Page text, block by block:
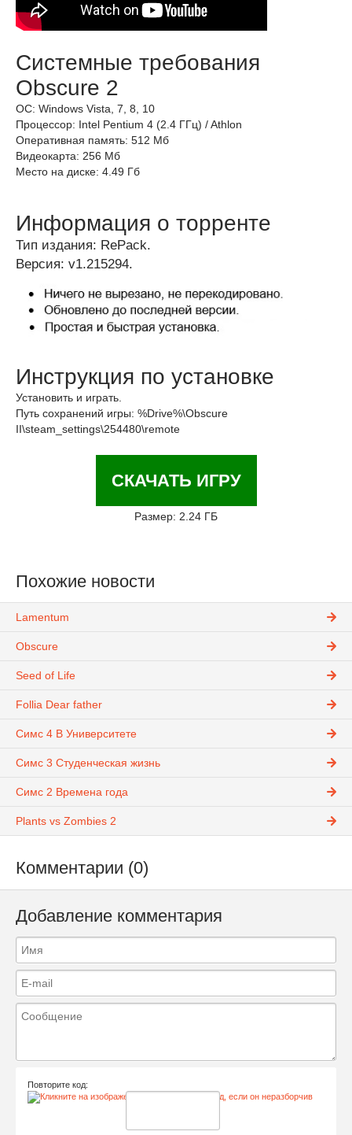
Системные требования
Obscure 2
ОС: Windows Vista, 7, 8, 10
Процессор: Intel Pentium 4 (2.4 ГГц) / Athlon
Оперативная память: 512 Мб
Видеокарта: 256 Мб
Место на диске: 4.49 Гб
Информация о торренте
Тип издания: RePack.
Версия: v1.215294.
Инструкция по установке
Установить и играть.
Путь сохранений игры: %Drive%\Obscure
II\steam_settings\254480\remote
СКАЧАТЬ ИГРУ
Размер: 2.24 ГБ
Похожие новости
Lamentum
Obscure
Seed of Life
Follia Dear father
Симс 4 В Университете
Симс 3 Студенческая жизнь
Симс 2 Времена года
Plants vs Zombies 2
Комментарии (0)
Добавление комментария
Повторите код: